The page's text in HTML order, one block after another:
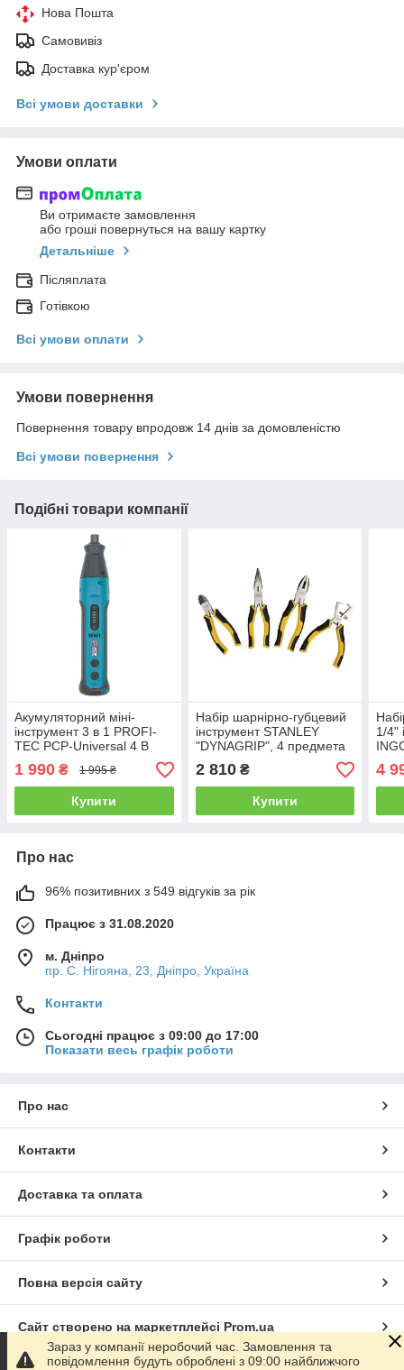
Нова Пошта
Самовивіз
Доставка кур'єром
Всі умови доставки
Умови оплати
Ви отримаєте замовлення
або гроші повернуться на вашу картку
Детальніше
Післяплата
Готівкою
Всі умови оплати
Умови повернення
Повернення товару впродовж 14 днів за домовленістю
Всі умови повернення
Подібні товари компанії
Акумуляторний міні-
інструмент 3 в 1 PROFI-
TEC PCP-Universal 4 В
міні-різак гравер викрутка
1 990 ₴ 1 995 ₴
Купити
Набір шарнірно-губцевий
інструмент STANLEY
"DYNAGRIP", 4 предмета
STANLEY STMT1-74179
2 810₴
Купити
1/4"
4
Про нас
96% позитивних з 549 відгуків за рік
Працює з 31.08.2020
м. Дніпро
пр. С. Нігояна, 23, Дніпро, Україна
Контакти
Сьогодні працює з 09:00 до 17:00
Показати весь графік роботи
Про нас
Контакти
Доставка та оплата
Графік роботи
Повна версія сайту
Сайт створено на маркетплейсі Prom.ua
Зараз у компанії неробочий час. Замовлення та
повідомлення будуть оброблені з 09:00 найближчого